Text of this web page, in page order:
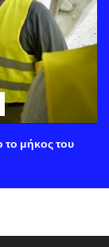
μήκος του